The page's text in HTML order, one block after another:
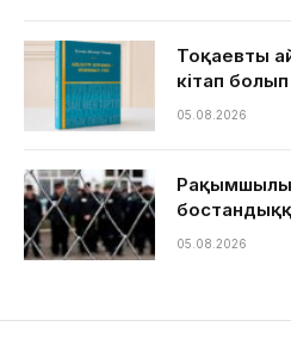
Тоқаевтың
кітап
05.08.2026
05.08.2026